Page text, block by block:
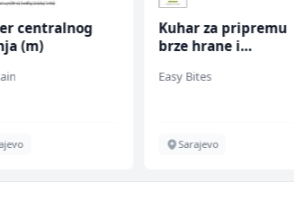
centralnog
(m)
Kuhar za pripremu
brze hrane i
ž)
Easy Bites
Sarajevo